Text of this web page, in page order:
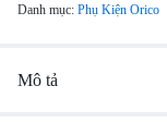
Danh mục: Phụ Kiện Orico
Mô tả